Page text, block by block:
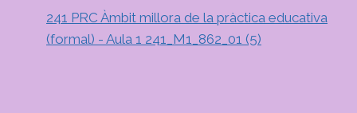
241 PRC Àmbit millora de la pràctica educativa
(formal) - Aula 1 241_M1_862_01 (5)